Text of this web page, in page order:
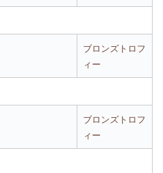
ブロンズトロフ
ィー
ブロンズトロフ
ィー